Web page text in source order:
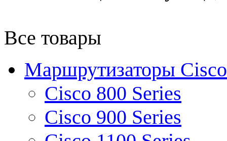
Все товары
Маршрутизаторы Cisco
Cisco 800 Series
Cisco 900 Series